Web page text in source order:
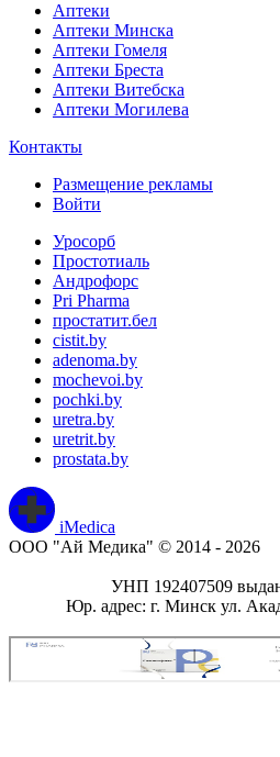
Аптеки
Аптеки Минска
Аптеки Гомеля
Аптеки Бреста
Аптеки Витебска
Аптеки Могилева
Контакты
Размещение рекламы
Войти
Уросорб
Простотиаль
Андрофорс
Pri Pharma
простатит.бел
cistit.by
adenoma.by
mochevoi.by
pochki.by
uretra.by
uretrit.by
prostata.by
iMedica
ООО "Ай Медика" © 2014 - 2026
УНП 192407509
Юр. адрес: г. Минск ул.